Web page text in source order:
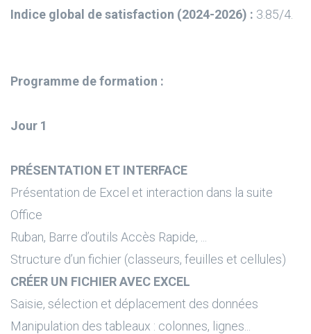
Indice global de satisfaction (2024-2026) : 3.85/4.
Programme de formation :
Jour 1
PRÉSENTATION ET INTERFACE
Présentation de Excel et interaction dans la suite
Office
Ruban, Barre d’outils Accès Rapide, ...
Structure d’un fichier (classeurs, feuilles et cellules)
CRÉER UN FICHIER AVEC EXCEL
Saisie, sélection et déplacement des données
Manipulation des tableaux : colonnes, lignes...